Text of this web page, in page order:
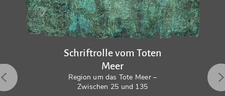
Schriftrolle vom Toten
Meer
Region um das Tote Meer –
Zwischen 25 und 135